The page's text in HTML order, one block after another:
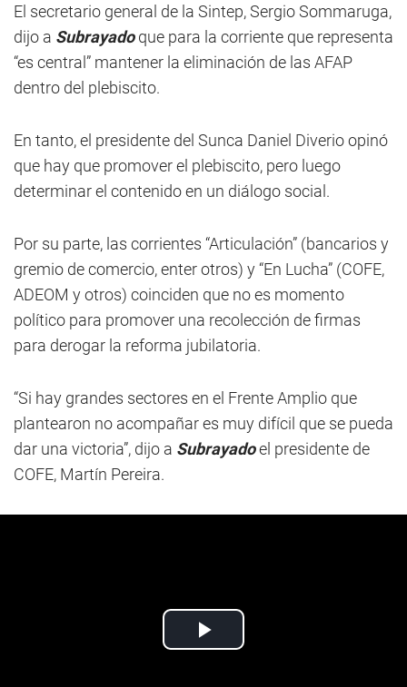
El secretario general de la Sintep, Sergio Sommaruga,
dijo a Subrayadoque para la corriente que representa
“es central” mantener la eliminación de las AFAP
dentro del plebiscito.
En tanto, el presidente del Sunca Daniel Diverio opinó
que hay que promover el plebiscito, pero luego
determinar el contenido en un diálogo social.
Por su parte, las corrientes “Articulación” (bancarios y
gremio de comercio, enter otros) y “En Lucha” (COFE,
ADEOM y otros) coinciden que no es momento
político para promover una recolección de firmas
para derogar la reforma jubilatoria.
“Si hay grandes sectores en el Frente Amplio que
plantearon no acompañar es muy difícil que se pueda
dar una victoria”, dijo a Subrayadoel presidente de
COFE, Martín Pereira.